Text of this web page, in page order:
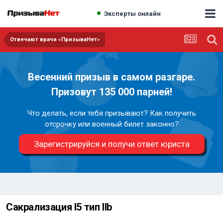
Эксперты онлайн
Отвечают врачи «ПризываНет»
Весенний призыв в самом разгаре.
Призовут 135 000 парней!
Что делать, если тебя призывают? Как получить
отсрочку или военный билет законно?
Зарегистрируйся и получи ответ юриста
Сакрализация l5 тип llb